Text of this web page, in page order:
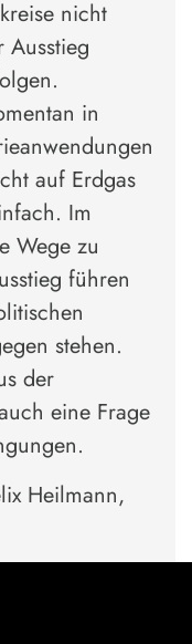
nicht
Ausstieg
in
auf Erdgas
Im
Wege zu
führen
stehen.
der
eine Frage
Heilmann,